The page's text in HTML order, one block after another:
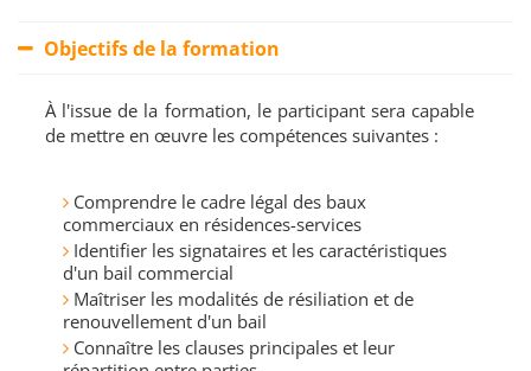
Objectifs de la formation
À l'issue de la formation, le participant sera capable
de mettre en œuvre les compétences suivantes :
Comprendre le cadre légal des baux
commerciaux en résidences-services
Identifier les signataires et les caractéristiques
d'un bail commercial
Maîtriser les modalités de résiliation et de
renouvellement d'un bail
Connaître les clauses principales et leur